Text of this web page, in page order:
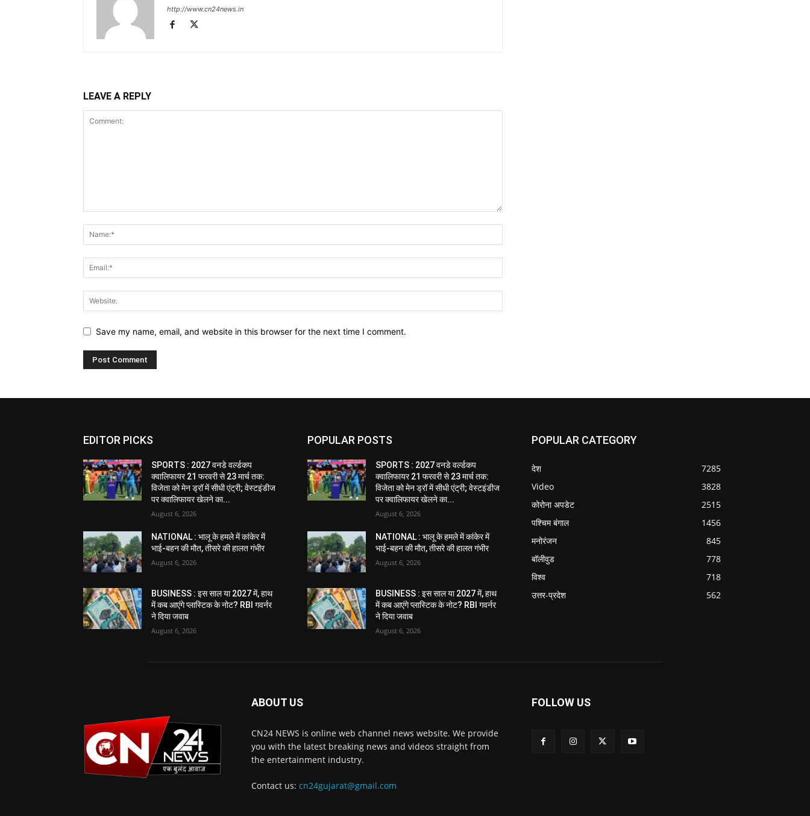
http://www.cn24news.in
LEAVE A REPLY
Save my name, email, and website in this browser for the next time I comment.
EDITOR PICKS
SPORTS : 2027 वनडे वर्ल्डकप
क्वालिफायर 21 फरवरी से 23 मार्च तक:
विजेता को मेन ड्रॉ में सीधी एंट्री; वेस्टइंडीज
पर क्वालिफायर खेलने का...
August 6, 2026
NATIONAL : भालू के हमले में कांकेर में
भाई-बहन की मौत, तीसरे की हालत गंभीर
August 6, 2026
BUSINESS : इस साल या 2027 में, हाथ
में कब आएंगे प्लास्टिक के नोट? RBI गवर्नर
ने दिया जवाब
August 6, 2026
POPULAR POSTS
SPORTS : 2027 वनडे वर्ल्डकप
क्वालिफायर 21 फरवरी से 23 मार्च तक:
विजेता को मेन ड्रॉ में सीधी एंट्री; वेस्टइंडीज
पर क्वालिफायर खेलने का...
August 6, 2026
NATIONAL : भालू के हमले में कांकेर में
भाई-बहन की मौत, तीसरे की हालत गंभीर
August 6, 2026
BUSINESS : इस साल या 2027 में, हाथ
में कब आएंगे प्लास्टिक के नोट? RBI गवर्नर
ने दिया जवाब
August 6, 2026
POPULAR CATEGORY
देश
7285
Video
3828
कोरोना अपडेट
2515
पश्चिम बंगाल
1456
मनोरंजन
845
बॉलीवुड
778
विश्व
718
उत्तर-प्रदेश
562
ABOUT US
CN24 NEWS is online web channel news website. We provide
you with the latest breaking news and videos straight from
the entertainment industry.
Contact us: cn24gujarat@gmail.com
FOLLOW US